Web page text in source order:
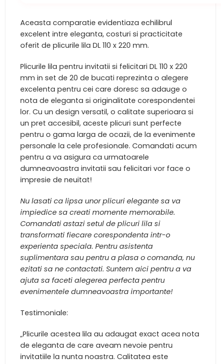
Aceasta comparatie evidentiaza echilibrul
excelent intre eleganta, costuri si practicitate
oferit de plicurile lila DL 110 x 220 mm.
Plicurile lila pentru invitatii si felicitari DL 110 x 220
mm in set de 20 de bucati reprezinta o alegere
excelenta pentru cei care doresc sa adauge o
nota de eleganta si originalitate corespondentei
lor. Cu un design versatil, o calitate superioara si
un pret accesibil, aceste plicuri sunt perfecte
pentru o gama larga de ocazii, de la evenimente
personale la cele profesionale. Comandati acum
pentru a va asigura ca urmatoarele
dumneavoastra invitatii sau felicitari vor face o
impresie de neuitat!
Nu lasati ca lipsa unor plicuri elegante sa va
impiedice sa creati momente memorabile.
Comandati astazi setul de plicuri lila si
transformati fiecare corespondenta intr-o
experienta speciala. Pentru asistenta
suplimentara sau pentru a plasa o comanda, nu
ezitati sa ne contactati. Suntem aici pentru a va
ajuta sa faceti alegerea perfecta pentru
evenimentele dumneavoastra importante!
Testimoniale:
„Plicurile acestea lila au adaugat exact acea nota
de eleganta de care aveam nevoie pentru
invitatiile la nunta noastra. Calitatea este